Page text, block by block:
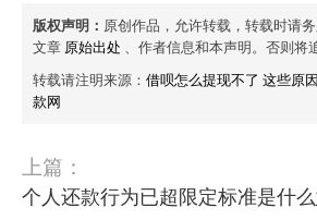
版权声明： 原创作品，允许转载，转载时请
文章 原始出处 、作者信息和本声明。否则将
转载请注明来源： 借呗怎么提现不了 这些原
款网
上篇：